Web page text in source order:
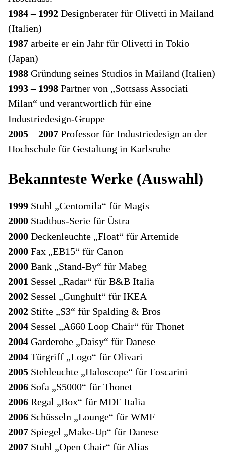
1984 – 1992 Designberater für Olivetti in Mailand
(Italien)
1987 arbeite er ein Jahr für Olivetti in Tokio
(Japan)
1988 Gründung seines Studios in Mailand (Italien)
1993– 1998 Partner von „Sottsass Associati
Milan“ und verantwortlich für eine
Industriedesign-Gruppe
2005–2007 Professor für Industriedesign an der
Hochschule für Gestaltung in Karlsruhe
Bekannteste Werke (Auswahl)
1999 Stuhl „Centomila“ für Magis
2000 Stadtbus-Serie für Üstra
2000 Deckenleuchte „Float“ für Artemide
2000 Fax „EB15“ für Canon
2000 Bank „Stand-By“ für Mabeg
2001 Sessel „Radar“ für B&B Italia
2002 Sessel „Gunghult“ für IKEA
2002 Stifte „S3“ für Spalding & Bros
2004 Sessel „A660 Loop Chair“ für Thonet
2004 Garderobe „Daisy“ für Danese
2004 Türgriff „Logo“ für Olivari
2005 Stehleuchte „Haloscope“ für Foscarini
2006 Sofa „S5000“ für Thonet
2006 Regal „Box“ für MDF Italia
2006 Schüsseln „Lounge“ für WMF
2007 Spiegel „Make-Up“ für Danese
2007 Stuhl „Open Chair“ für Alias